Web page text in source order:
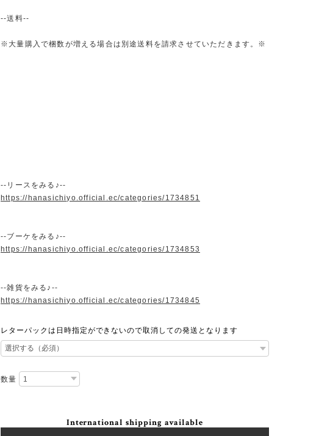
--送料--
※大量購入で梱数が増える場合は別途送料を請求させていただきます。※
--リースをみる♪--
https://hanasichiyo.official.ec/categories/1734851
--ブーケをみる♪--
https://hanasichiyo.official.ec/categories/1734853
--雑貨をみる♪--
https://hanasichiyo.official.ec/categories/1734845
レターパックは日時指定ができないので取消しての発送となります
数量
International shipping available